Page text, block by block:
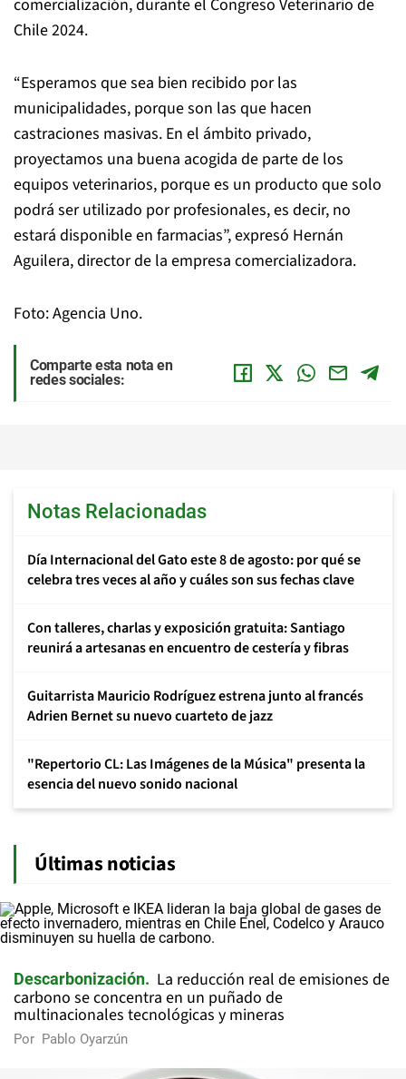
comercialización, durante el Congreso Veterinario de
Chile 2024.
“Esperamos que sea bien recibido por las
municipalidades, porque son las que hacen
castraciones masivas. En el ámbito privado,
proyectamos una buena acogida de parte de los
equipos veterinarios, porque es un producto que solo
podrá ser utilizado por profesionales, es decir, no
estará disponible en farmacias”, expresó Hernán
Aguilera, director de la empresa comercializadora.
Foto: Agencia Uno.
Comparte esta nota en
redes sociales:
Notas Relacionadas
Día Internacional del Gato este 8 de agosto: por qué se
celebra tres veces al año y cuáles son sus fechas clave
Con talleres, charlas y exposición gratuita: Santiago
reunirá a artesanas en encuentro de cestería y fibras
Guitarrista Mauricio Rodríguez estrena junto al francés
Adrien Bernet su nuevo cuarteto de jazz
"Repertorio CL: Las Imágenes de la Música" presenta la
esencia del nuevo sonido nacional
Últimas noticias
Descarbonización
La reducción real de emisiones de
carbono se concentra en un puñado de
multinacionales tecnológicas y mineras
Por Pablo Oyarzún